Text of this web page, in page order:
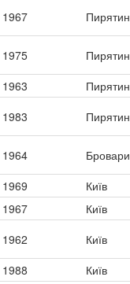
1967 Пирятин
1975
Пирятин
1963
Пирятин
1983 Пирятин
1964
Бровари
1969
Київ
1967
Київ
1962
Київ
1988
Київ